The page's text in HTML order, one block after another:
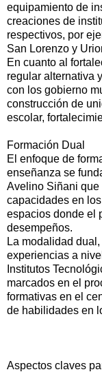
equipamiento de
creaciones de
respectivos, por
San Lorenzo y
En cuanto al
regular alternativa
con los gobierno
construcción de
escolar,
Formación Dual
El enfoque de
enseñanza se
Avelino Siñani
capacidades en
espacios donde el
desempeños.
La modalidad
experiencias a
Institutos
marcados en el
formativas en el
de habilidades en
Aspectos claves